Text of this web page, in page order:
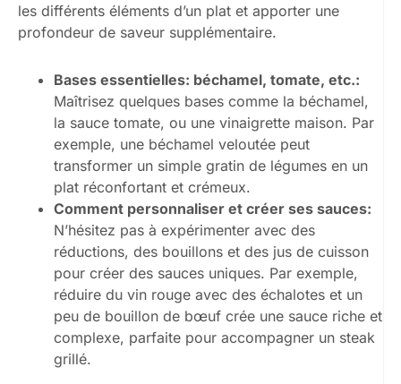
les différents éléments d’un plat et apporter une
profondeur de saveur supplémentaire.
Bases essentielles: béchamel, tomate, etc.:
Maîtrisez quelques bases comme la béchamel,
la sauce tomate, ou une vinaigrette maison. Par
exemple, une béchamel veloutée peut
transformer un simple gratin de légumes en un
plat réconfortant et crémeux.
Comment personnaliser et créer ses sauces:
N’hésitez pas à expérimenter avec des
réductions, des bouillons et des jus de cuisson
pour créer des sauces uniques. Par exemple,
réduire du vin rouge avec des échalotes et un
peu de bouillon de bœuf crée une sauce riche et
complexe, parfaite pour accompagner un steak
grillé.